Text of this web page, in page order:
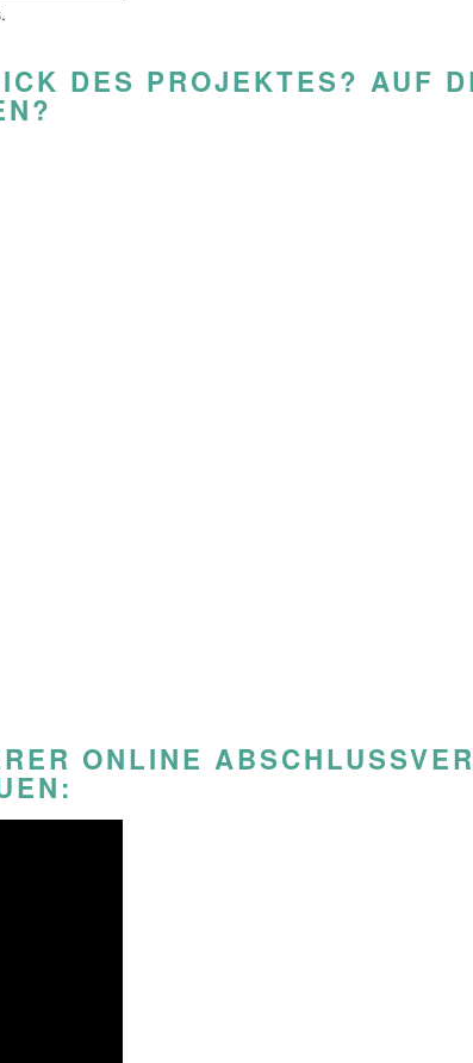
DES PROJEKTES? AUF
ONLINE